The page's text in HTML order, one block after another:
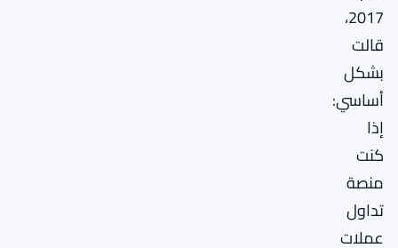
2017،
قالت
بشكل
أساسي:
إذا
كنت
منصة
تداول
عملات